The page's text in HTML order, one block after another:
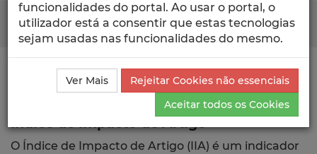
Search Button
Ciência_Iscte Publicações
Índice de Impacto de
O Índice de Impacto de Artigo (IIA) é um indicador
funcionalidades do portal. Ao usar o portal, o
utilizador está a consentir que estas tecnologias
sejam usadas nas funcionalidades do mesmo.
Ver Mais
Rejeitar Cookies não essenciais
Aceitar todos os Cookies